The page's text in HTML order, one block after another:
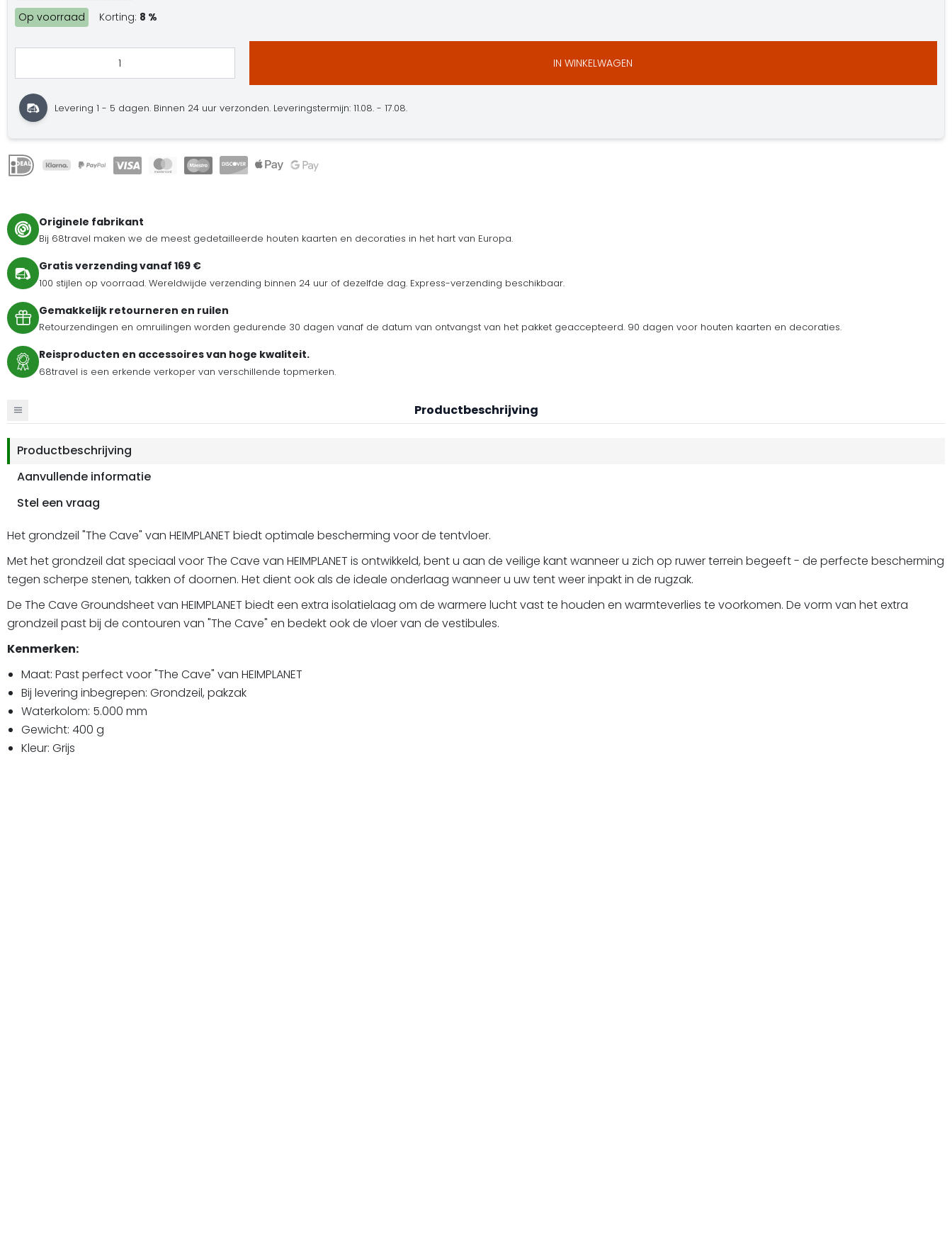
Op voorraad Korting: 8 %
IN WINKELWAGEN
Levering 1 - 5 dagen. Binnen 24 uur verzonden. Leveringstermijn: 11.08. - 17.08.
Originele fabrikant
Bij 68travel maken we de meest gedetailleerde houten kaarten en decoraties in het hart van Europa.
Gratis verzending vanaf 169 €
100 stijlen op voorraad. Wereldwijde verzending binnen 24 uur of dezelfde dag. Express-verzending beschikbaar.
Gemakkelijk retourneren en ruilen
Retourzendingen en omruilingen worden gedurende 30 dagen vanaf de datum van ontvangst van het pakket geaccepteerd. 90 dagen voor houten kaarten en decoraties.
Reisproducten en accessoires van hoge kwaliteit.
68travel is een erkende verkoper van verschillende topmerken.
Productbeschrijving
Productbeschrijving
Aanvullende informatie
Stel een vraag
Het grondzeil "The Cave" van HEIMPLANET biedt optimale bescherming voor de tentvloer.
Met het grondzeil dat speciaal voor The Cave van HEIMPLANET is ontwikkeld, bent u aan de veilige kant wanneer u zich op ruwer terrein begeeft - de perfecte bescherming
tegen scherpe stenen, takken of doornen. Het dient ook als de ideale onderlaag wanneer u uw tent weer inpakt in de rugzak.
De The Cave Groundsheet van HEIMPLANET biedt een extra isolatielaag om de warmere lucht vast te houden en warmteverlies te voorkomen. De vorm van het extra
grondzeil past bij de contouren van "The Cave" en bedekt ook de vloer van de vestibules.
Kenmerken:
Maat: Past perfect voor "The Cave" van HEIMPLANET
Bij levering inbegrepen: Grondzeil, pakzak
Waterkolom: 5.000 mm
Gewicht: 400 g
Kleur: Grijs